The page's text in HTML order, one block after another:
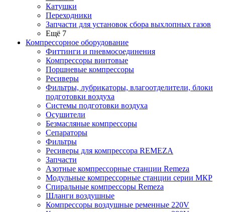
Катушки
Переходники
Запчасти для установок сбора выхлопных газов
Ещё 7
Компрессорное оборудование
Фиттинги и пневмосоединения
Компрессоры винтовые
Поршневые компрессоры
Ресиверы
Фильтры, лубрикаторы, влагоотделители, блоки
подготовки воздуха
Системы подготовки воздуха
Осушители
Безмасляные компрессоры
Сепараторы
Фильтры
Ресиверы для компрессора REMEZA
Запчасти
Азотные компрессорные станции Remeza
Модульные компрессорные станции серии МКР
Спиральные компрессоры Remeza
Шланги воздушные
Компрессоры воздушные ременные 220V